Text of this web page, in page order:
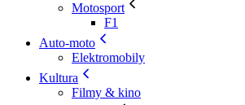
Motosport
F1
Auto-moto
Elektromobily
Kultura
Filmy & kino